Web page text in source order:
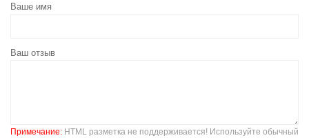
Ваше имя
Ваш отзыв
Примечание: HTML разметка не поддерживается! Используйте обычный